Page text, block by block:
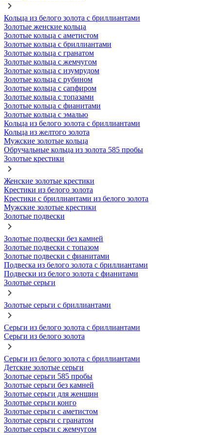
Кольца из белого золота с бриллиантами
Золотые женские кольца
Золотые кольца с аметистом
Золотые кольца с бриллиантами
Золотые кольца с гранатом
Золотые кольца с жемчугом
Золотые кольца с изумрудом
Золотые кольца с рубином
Золотые кольца с сапфиром
Золотые кольца с топазами
Золотые кольца с фианитами
Золотые кольца с эмалью
Кольца из белого золота с бриллиантами
Кольца из желтого золота
Мужские золотые кольца
Обручальные кольца из золота 585 пробы
Золотые крестики
Женские золотые крестики
Крестики из белого золота
Крестики с бриллиантами из белого золота
Мужские золотые крестики
Золотые подвески
Золотые подвески без камней
Золотые подвески с топазом
Золотые подвески с фианитами
Подвеска из белого золота с бриллиантами
Подвески из белого золота с фианитами
Золотые серьги
Золотые серьги с бриллиантами
Серьги из белого золота с бриллиантами
Серьги из белого золота
Серьги из белого золота с бриллиантами
Детские золотые серьги
Золотые серьги 585 пробы
Золотые серьги без камней
Золотые серьги для женщин
Золотые серьги конго
Золотые серьги с аметистом
Золотые серьги с гранатом
Золотые серьги с жемчугом